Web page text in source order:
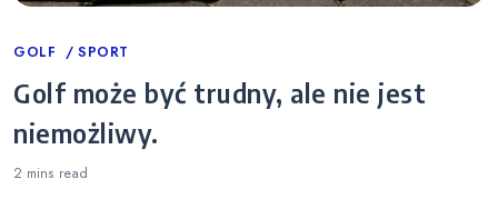
Categories
GOLF SPORT
Golf może być trudny, ale nie jest
niemożliwy.
2 mins read